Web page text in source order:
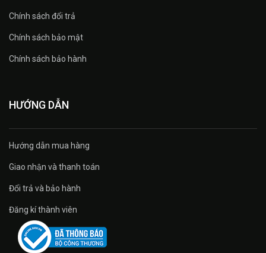
Chính sách đổi trả
Chính sách bảo mật
Chính sách bảo hành
HƯỚNG DẪN
Hướng dẫn mua hàng
Giao nhận và thanh toán
Đổi trả và bảo hành
Đăng kí thành viên